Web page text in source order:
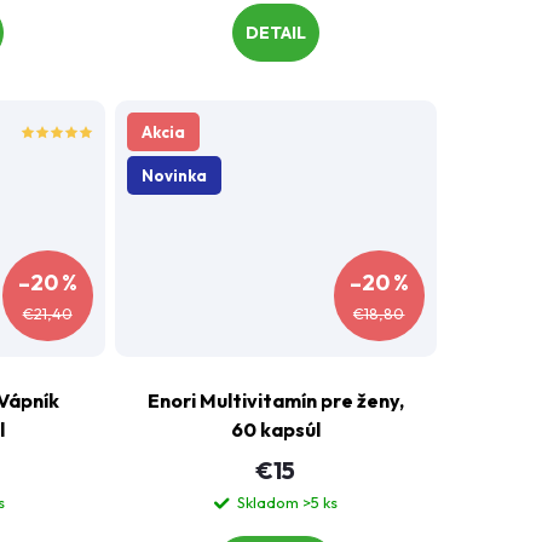
DETAIL
€21,40
–20 %
Akcia
Novinka
€18,80
–20 %
Enori Multivitamín pre ženy,
60 kapsúl
€15
Skladom >5 ks